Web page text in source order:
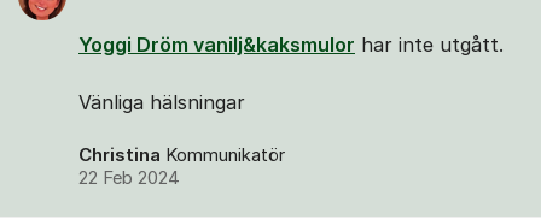
Yoggi Dröm vanilj&kaksmulor har inte utgått.
Vänliga hälsningar
Christina Kommunikatör
22 Feb 2024